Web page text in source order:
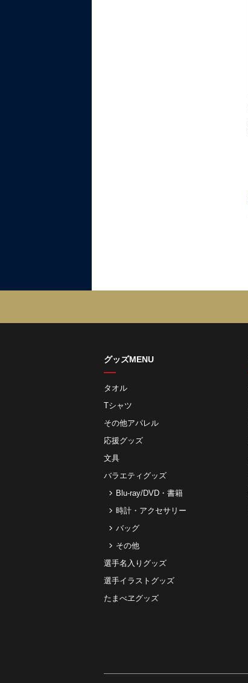
グッズMENU
タオル
Tシャツ
その他アパレル
応援グッズ
文具
バラエティグッズ
Blu-ray/DVD・書籍
時計・アクセサリー
バッグ
その他
選手名入りグッズ
選手イラストグッズ
たまべヱグッズ